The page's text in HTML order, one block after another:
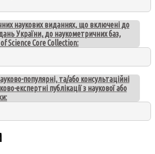
наукових виданнях, що включені до
України, до наукометричних баз,
Science Core Collection:
популярні, та/або консультаційні
експертні публікації з наукової або